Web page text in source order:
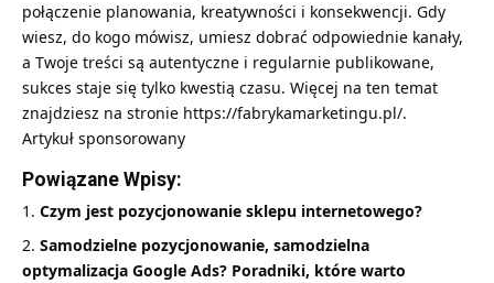
połączenie planowania, kreatywności i konsekwencji. Gdy
wiesz, do kogo mówisz, umiesz dobrać odpowiednie kanały,
a Twoje treści są autentyczne i regularnie publikowane,
sukces staje się tylko kwestią czasu. Więcej na ten temat
znajdziesz na stronie https://fabrykamarketingu.pl/.
Artykuł sponsorowany
Powiązane Wpisy:
Czym jest pozycjonowanie sklepu internetowego?
Samodzielne pozycjonowanie, samodzielna
optymalizacja Google Ads? Poradniki, które warto